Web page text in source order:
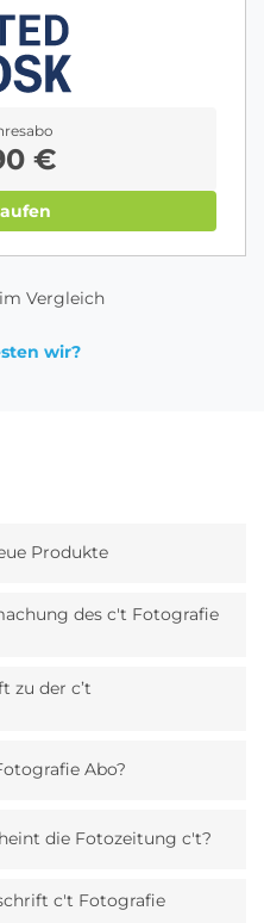
€
Vergleich
wir?
Produkte
des c't Fotografie
zu der c’t
Abo?
die Fotozeitung c't?
c't Fotografie